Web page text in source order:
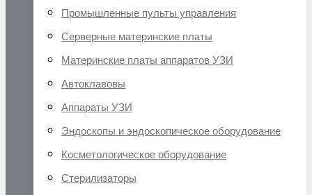
Промышленные пульты управления
Серверные материнские платы
Материнские платы аппаратов УЗИ
Автоклавовы
Аппараты УЗИ
Эндоскопы и эндоскопическое оборудование
Косметологическое оборудование
Стерилизаторы